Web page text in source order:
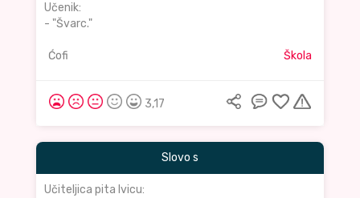
Učenik:
- "Švarc."
Ćofi Škola
3,17
Slovo s
Učiteljica pita Ivicu: